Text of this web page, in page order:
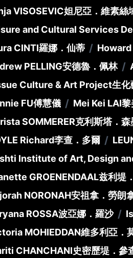
VISOSEVIC妲尼亞．維素絲
and Cultural Services
CINTI羅娜．仙蒂 / Howard
PELLING安德魯．佩林 /
Culture & Art Project生化
FU傅慧儀 / Mei Kei LAI黎
SOMMERER克利斯塔．森
Richard李查．多爾 /
Institute of Art, Design
GROENENDAAL兹利堤
NORONAH安祖拿．勞朗
ROSSA波亞娜．羅沙 /
MOHIEDDAN維多利亞．
CHANCHANI史密歷堤．參